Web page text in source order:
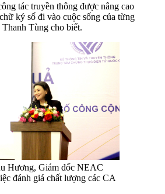
tác truyền thông được nâng cao
ký số đi vào cuộc sống của từng
Tùng cho biết.
Hương, Giám đốc NEAC
đánh giá chất lượng các CA